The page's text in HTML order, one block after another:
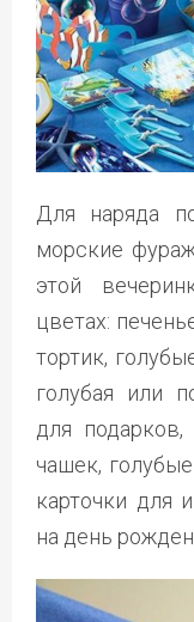
Для наряда
морские
этой
цветах:
тортик,
голубая или
для
чашек,
карточки для
на день